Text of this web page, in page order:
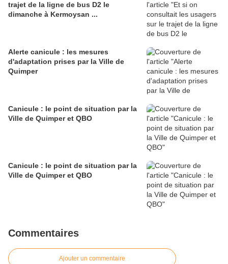
trajet de la ligne de bus D2 le
dimanche à Kermoysan ...
Alerte canicule : les mesures
d'adaptation prises par la Ville de
Quimper
Canicule : le point de situation par la
Ville de Quimper et QBO
Canicule : le point de situation par la
Ville de Quimper et QBO
Commentaires
Ajouter un commentaire